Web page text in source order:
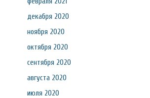
декабря 2020
ноября 2020
октября 2020
сентября 2020
августа 2020
июля 2020